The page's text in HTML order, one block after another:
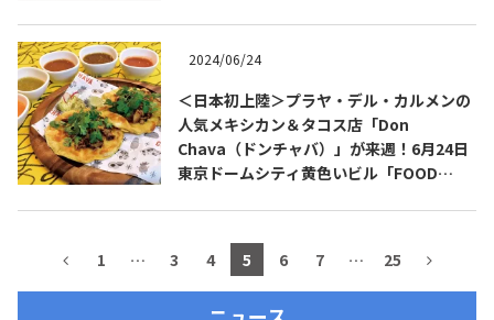
COPYRIGHT © JUAST All rights reserved.
2024/06/24
＜日本初上陸＞プラヤ・デル・カルメンの
人気メキシカン＆タコス店「Don
Chava（ドンチャバ）」が来週！6月24日
東京ドームシティ黄色いビル「FOOD
1 … 3 4 5 6 7 … 25